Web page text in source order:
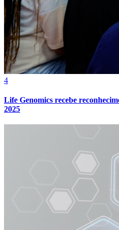
4
Life Genomics recebe
2025